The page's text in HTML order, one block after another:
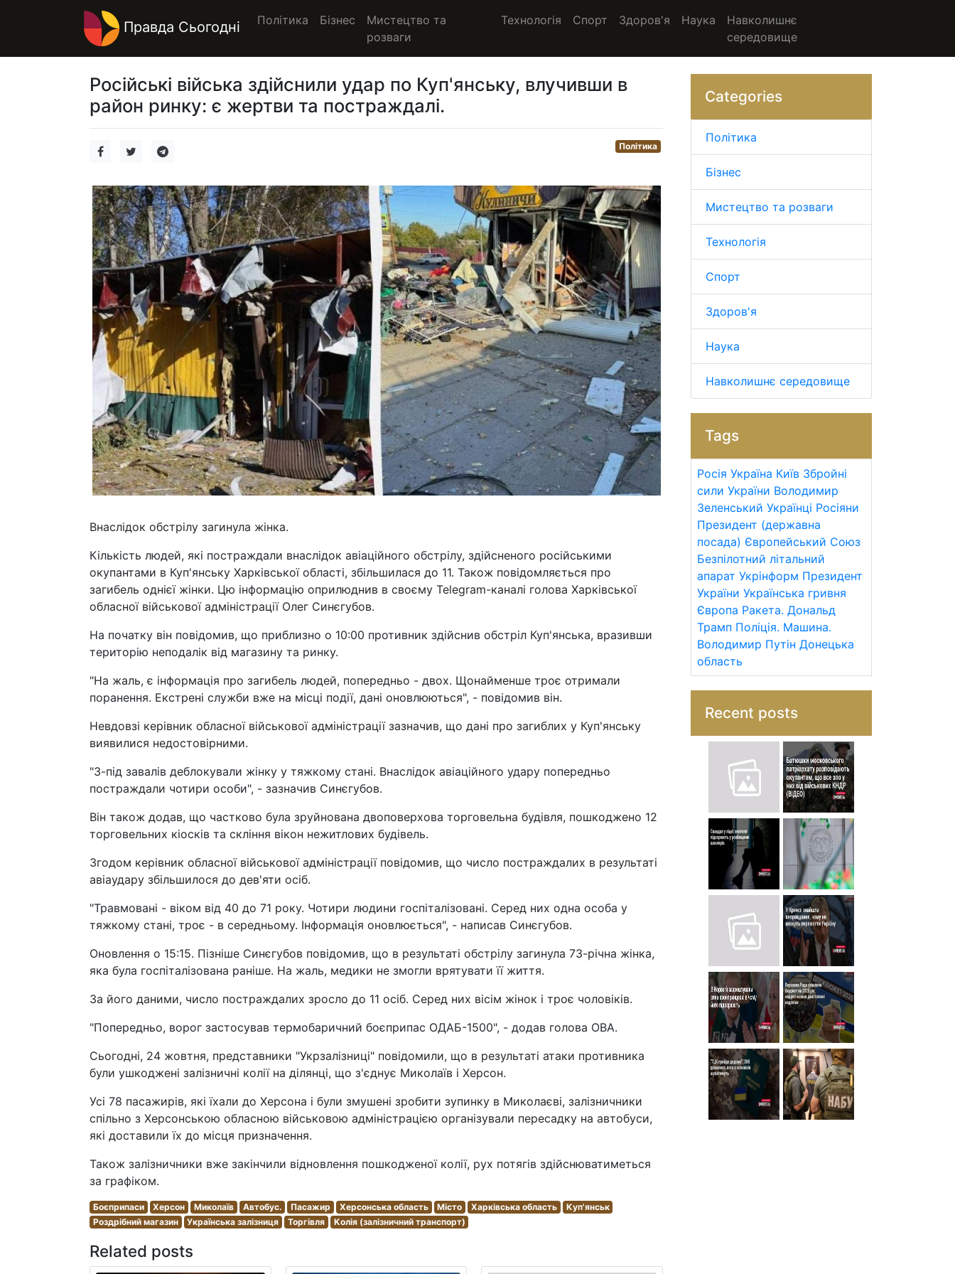
Правда Сьогодні Політика Бізнес
Мистецтво та
розваги
Технологія Спорт Здоров'я Наука
Навколишнє
середовище
Російські війська здійснили удар по Куп'янську, влучивши в
район ринку: є жертви та постраждалі.
Політика
Внаслідок обстрілу загинула жінка.
Кількість людей, які постраждали внаслідок авіаційного обстрілу, здійсненого російськими
окупантами в Куп'янську Харківської області, збільшилася до 11. Також повідомляється про
загибель однієї жінки. Цю інформацію оприлюднив в своєму Telegram-каналі голова Харківської
обласної військової адміністрації Олег Синєгубов.
На початку він повідомив, що приблизно о 10:00 противник здійснив обстріл Куп'янська, вразивши
територію неподалік від магазину та ринку.
"На жаль, є інформація про загибель людей, попередньо - двох. Щонайменше троє отримали
поранення. Екстрені служби вже на місці події, дані оновлюються", - повідомив він.
Невдовзі керівник обласної військової адміністрації зазначив, що дані про загиблих у Куп'янську
виявилися недостовірними.
"З-під завалів деблокували жінку у тяжкому стані. Внаслідок авіаційного удару попередньо
постраждали чотири особи", - зазначив Синєгубов.
Він також додав, що частково була зруйнована двоповерхова торговельна будівля, пошкоджено 12
торговельних кіосків та скління вікон нежитлових будівель.
Згодом керівник обласної військової адміністрації повідомив, що число постраждалих в результаті
авіаудару збільшилося до дев'яти осіб.
"Травмовані - віком від 40 до 71 року. Чотири людини госпіталізовані. Серед них одна особа у
тяжкому стані, троє - в середньому. Інформація оновлюється", - написав Синєгубов.
Оновлення о 15:15. Пізніше Синєгубов повідомив, що в результаті обстрілу загинула 73-річна жінка,
яка була госпіталізована раніше. На жаль, медики не змогли врятувати її життя.
За його даними, число постраждалих зросло до 11 осіб. Серед них вісім жінок і троє чоловіків.
"Попередньо, ворог застосував термобаричний боєприпас ОДАБ-1500", - додав голова ОВА.
Сьогодні, 24 жовтня, представники "Укрзалізниці" повідомили, що в результаті атаки противника
були ушкоджені залізничні колії на ділянці, що з'єднує Миколаїв і Херсон.
Усі 78 пасажирів, які їхали до Херсона і були змушені зробити зупинку в Миколаєві, залізничники
спільно з Херсонською обласною військовою адміністрацією організували пересадку на автобуси,
які доставили їх до місця призначення.
Також залізничники вже закінчили відновлення пошкодженої колії, рух потягів здійснюватиметься
за графіком.
Боєприпаси Херсон Миколаїв Автобус. Пасажир Херсонська область Місто Харківська область
Куп'янськ
Роздрібний магазин
Українська залізниця Торгівля Колія (залізничний транспорт)
Related posts
Categories
Політика
Бізнес
Мистецтво та розваги
Технологія
Спорт
Здоров'я
Наука
Навколишнє середовище
Tags
Росія Україна Київ Збройні
сили України Володимир
Зеленський Українці Росіяни
Президент (державна
посада) Європейський Союз
Безпілотний літальний
апарат Укрінформ Президент
України Українська гривня
Європа Ракета. Дональд
Трамп Поліція. Машина.
Володимир Путін Донецька
область
Recent posts